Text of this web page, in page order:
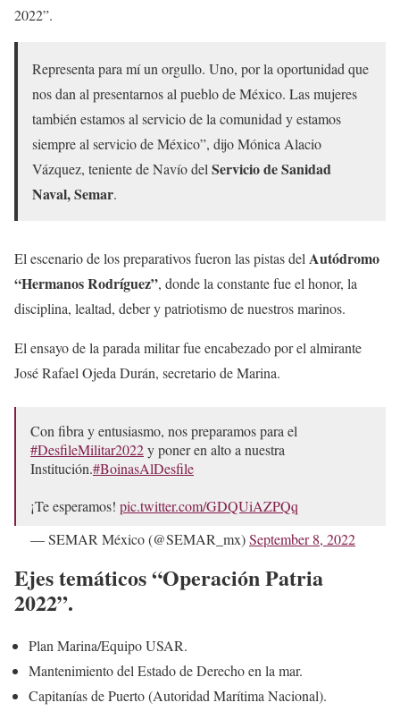
2022”.
Representa para mí un orgullo. Uno, por la oportunidad que
nos dan al presentarnos al pueblo de México. Las mujeres
también estamos al servicio de la comunidad y estamos
siempre al servicio de México”, dijo Mónica Alacio
Vázquez, teniente de Navío del Servicio de Sanidad
Naval, Semar.
El escenario de los preparativos fueron las pistas del Autódromo
“Hermanos Rodríguez”, donde la constante fue el honor, la
disciplina, lealtad, deber y patriotismo de nuestros marinos.
El ensayo de la parada militar fue encabezado por el almirante
José Rafael Ojeda Durán, secretario de Marina.
Con fibra y entusiasmo, nos preparamos para el
#DesfileMilitar2022y poner en alto a nuestra
Institución.#BoinasAlDesfile
¡Te esperamos! pic.twitter.com/GDQUiAZPQq
— SEMAR México (@SEMAR_mx)September 8, 2022
Ejes temáticos “Operación Patria
2022”.
Plan Marina/Equipo USAR.
Mantenimiento del Estado de Derecho en la mar.
Capitanías de Puerto (Autoridad Marítima Nacional).